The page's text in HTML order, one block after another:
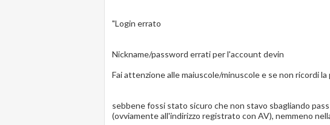
"Login errato
Nickname/password errati per l'account devin
Fai attenzione alle maiuscole/minuscole e se non ricordi
sebbene fossi stato sicuro che non stavo sbagliando
(ovviamente all'indirizzo registrato con AV), nemmeno